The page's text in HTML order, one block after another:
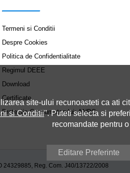
Termeni si Conditii
Despre Cookies
Politica de Confidentialitate
Regimul DEEE
Download
Certificate
Protecția Consumatorului: ANPC
24329885, Reg. Com. J40/13722/2008
site-ului recunoasteti ca ati
si Conditii". Puteti selecta si
recomandate pentru
Editare Preferinte